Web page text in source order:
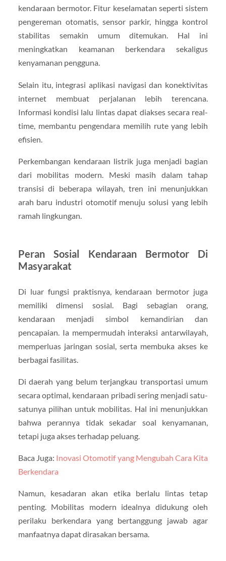
kendaraan bermotor. Fitur keselamatan seperti sistem
pengereman otomatis, sensor parkir, hingga kontrol
stabilitas semakin umum ditemukan. Hal ini
meningkatkan keamanan berkendara sekaligus
kenyamanan pengguna.
Selain itu, integrasi aplikasi navigasi dan konektivitas
internet membuat perjalanan lebih terencana.
Informasi kondisi lalu lintas dapat diakses secara real-
time, membantu pengendara memilih rute yang lebih
efisien.
Perkembangan kendaraan listrik juga menjadi bagian
dari mobilitas modern. Meski masih dalam tahap
transisi di beberapa wilayah, tren ini menunjukkan
arah baru industri otomotif menuju solusi yang lebih
ramah lingkungan.
Peran Sosial Kendaraan Bermotor Di
Masyarakat
Di luar fungsi praktisnya, kendaraan bermotor juga
memiliki dimensi sosial. Bagi sebagian orang,
kendaraan menjadi simbol kemandirian dan
pencapaian. Ia mempermudah interaksi antarwilayah,
memperluas jaringan sosial, serta membuka akses ke
berbagai fasilitas.
Di daerah yang belum terjangkau transportasi umum
secara optimal, kendaraan pribadi sering menjadi satu-
satunya pilihan untuk mobilitas. Hal ini menunjukkan
bahwa perannya tidak sekadar soal kenyamanan,
tetapi juga akses terhadap peluang.
Baca Juga: Inovasi Otomotif yang Mengubah Cara Kita
Berkendara
Namun, kesadaran akan etika berlalu lintas tetap
penting. Mobilitas modern idealnya didukung oleh
perilaku berkendara yang bertanggung jawab agar
manfaatnya dapat dirasakan bersama.